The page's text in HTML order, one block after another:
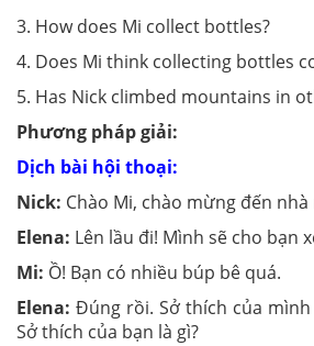
3. How does Mi collect bottles?
4. Does Mi think collecting bottles
5. Has Nick climbed mountains in
Phương pháp giải:
Dịch bài hội thoại:
Nick: Chào Mi, chào mừng đến nhà
Elena: Lên lầu đi! Mình sẽ cho bạn
Mi: Ồ! Bạn có nhiều búp bê quá.
Elena: Đúng rồi. Sở thích của
Sở thích của bạn là gì?